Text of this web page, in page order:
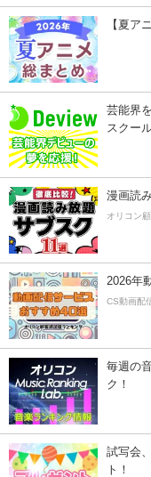
【夏ア
芸能界
スクー
漫画読
オリコン
2026年
CS動画配
毎週の
ク！
試写会
ト！